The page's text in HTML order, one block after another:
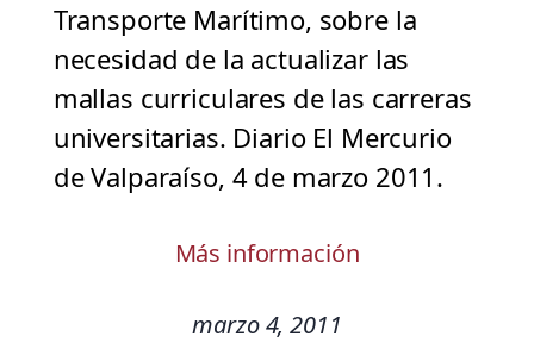
Transporte Marítimo, sobre la
necesidad de la actualizar las
mallas curriculares de las carreras
universitarias. Diario El Mercurio
de Valparaíso, 4 de marzo 2011.
Más información
marzo 4, 2011